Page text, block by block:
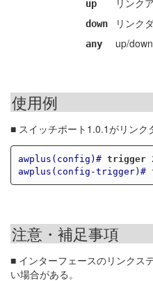
up リンク
down リンク
any up/
使用例
■ スイッチポート1.0.1がリン
awplus(config)# trigger
awplus(config-trigger)#
注意・補足事項
■ インターフェースのリンクス
い場合がある。